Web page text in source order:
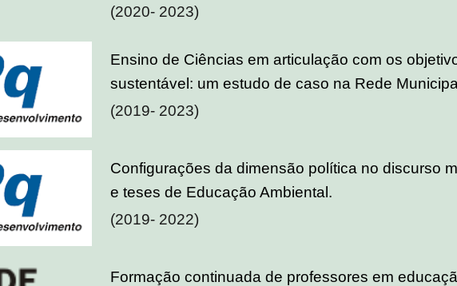
(2020- 2023)
Ensino de Ciências em articulação com os
sustentável: um estudo de caso na Rede
(2019- 2023)
Configurações da dimensão política no discurso
e teses de Educação Ambiental.
(2019- 2022)
Formação continuada de professores em